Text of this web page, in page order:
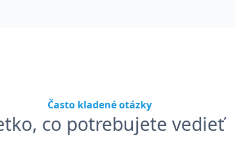
Často kladené otázky
co potrebujete vedieť